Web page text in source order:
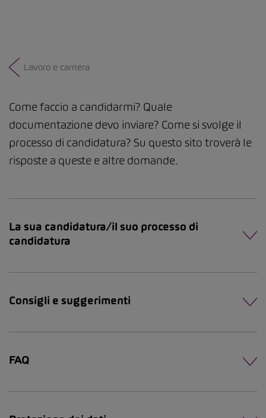
Lavoro e carriera
Come faccio a candidarmi? Quale
documentazione devo inviare? Come si svolge il
processo di candidatura? Su questo sito troverà le
risposte a queste e altre domande.
La sua candidatura/il suo processo di
candidatura
Consigli e suggerimenti
FAQ